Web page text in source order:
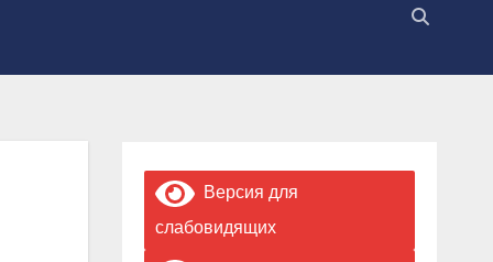
Версия для
слабовидящих